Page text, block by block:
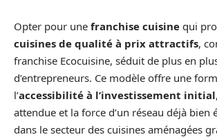
Opter pour une franchise cuisine qui
cuisines de qualité à prix attractifs,
franchise Ecocuisine, séduit de plus en
d’entrepreneurs. Ce modèle offre une
l’accessibilité à l’investissement initial
attendue et la force d’un réseau déjà bien
dans le secteur des cuisines aménagées